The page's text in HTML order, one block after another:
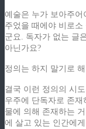
예술은 누가 보아주어
주었을 때에야 비로
군요. 독자가 없는 글
아닌가요?
정의는 하지 말기로
결국 이런 정의의 시
우주에 단독자로 존
물에 의해 존재하는
에 살고 있는 인간에